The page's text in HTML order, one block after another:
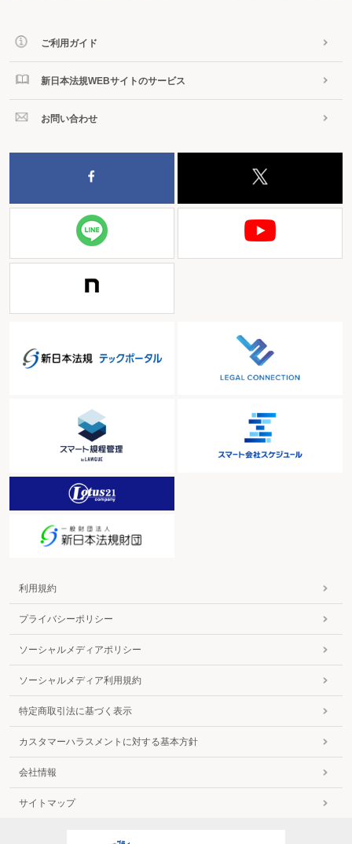
ご利用ガイド
新日本法規WEBサイトのサービス
お問い合わせ
利用規約
プライバシーポリシー
ソーシャルメディアポリシー
ソーシャルメディア利用規約
特定商取引法に基づく表示
カスタマーハラスメントに対する基本方針
会社情報
サイトマップ